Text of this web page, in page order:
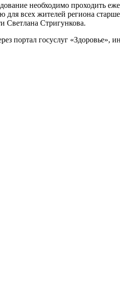
необходимо проходить
всех жителей региона
Светлана Стригункова.
портал госуслуг «Здоровье»,